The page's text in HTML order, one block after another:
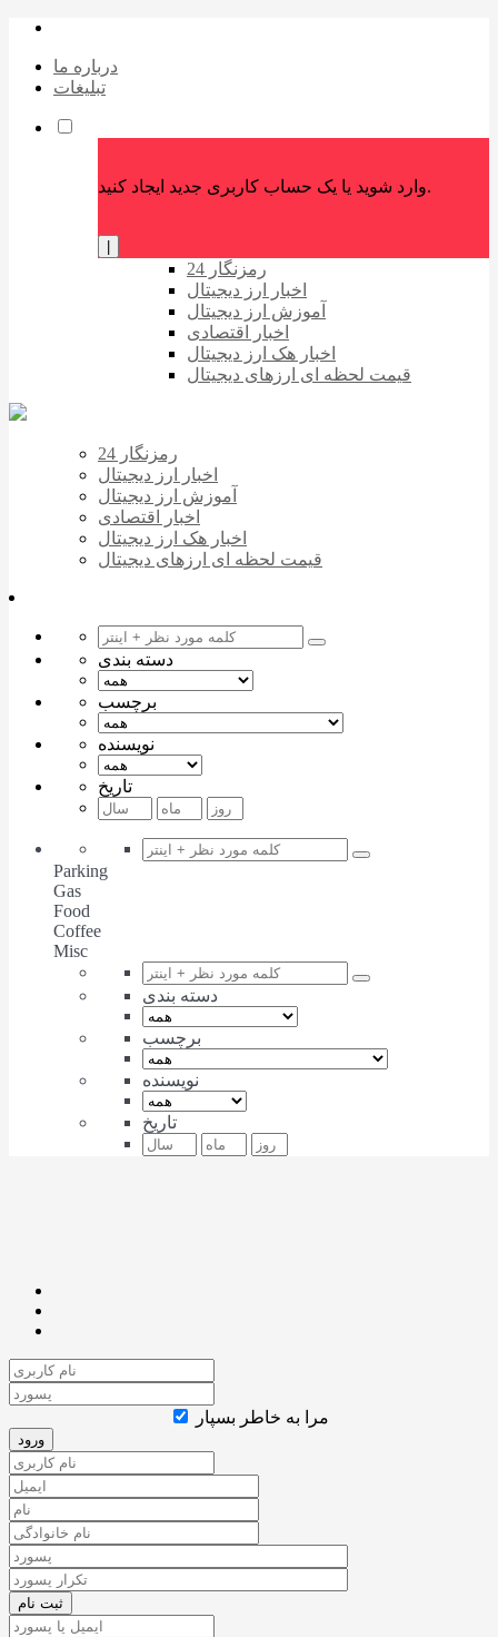
درباره ما
تبلیغات
وارد شوید یا یک حساب کاربری جدید ایجاد کنید.
رمزنگار 24
اخبار ارز دیجیتال
آموزش ارز دیجیتال
اخبار اقتصادی
اخبار هک ارز دیجیتال
قیمت لحظه ای ارزهای دیجیتال
رمزنگار 24
اخبار ارز دیجیتال
آموزش ارز دیجیتال
اخبار اقتصادی
اخبار هک ارز دیجیتال
قیمت لحظه ای ارزهای دیجیتال
دسته بندی
برچسب
نویسنده
تاریخ
Parking
Gas
Food
Coffee
Misc
دسته بندی
برچسب
نویسنده
تاریخ
مرا به خاطر بسپار